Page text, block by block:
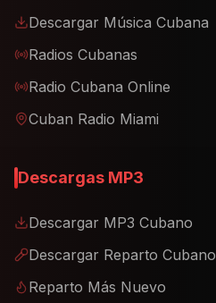
Descargar Música Cubana
Radios Cubanas
Radio Cubana Online
Cuban Radio Miami
Descargas MP3
Descargar MP3 Cubano
Descargar Reparto Cubano
Reparto Más Nuevo